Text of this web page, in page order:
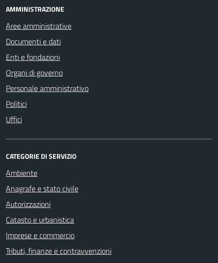
AMMINISTRAZIONE
Aree amministrative
Documenti e dati
Enti e fondazioni
Organi di governo
Personale amministrativo
Politici
Uffici
CATEGORIE DI SERVIZIO
Ambiente
Anagrafe e stato civile
Autorizzazioni
Catasto e urbanistica
Imprese e commercio
Tributi, finanze e contravvenzioni